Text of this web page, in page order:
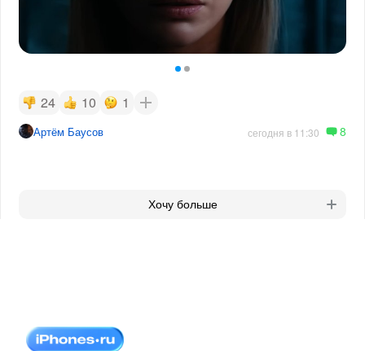
24 10 1
Артём Баусов сегодня в 11:30 8
Хочу больше